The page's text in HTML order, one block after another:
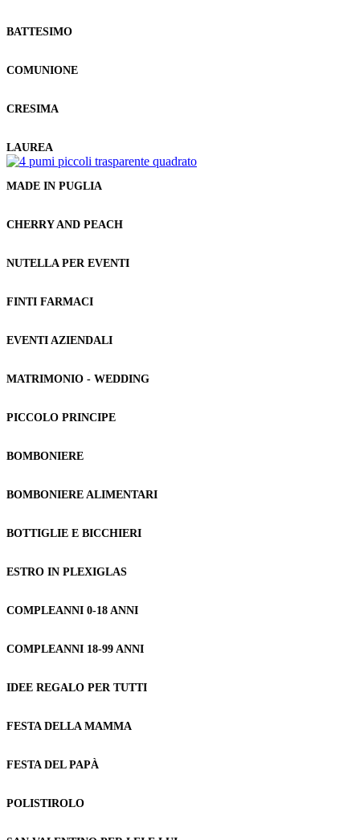
BATTESIMO
COMUNIONE
CRESIMA
LAUREA
MADE IN PUGLIA
CHERRY AND PEACH
NUTELLA PER EVENTI
FINTI FARMACI
EVENTI AZIENDALI
MATRIMONIO - WEDDING
PICCOLO PRINCIPE
BOMBONIERE
BOMBONIERE ALIMENTARI
BOTTIGLIE E BICCHIERI
ESTRO IN PLEXIGLAS
COMPLEANNI 0-18 ANNI
COMPLEANNI 18-99 ANNI
IDEE REGALO PER TUTTI
FESTA DELLA MAMMA
FESTA DEL PAPÀ
POLISTIROLO